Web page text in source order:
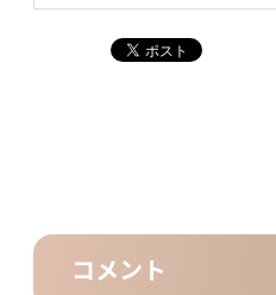
コメント